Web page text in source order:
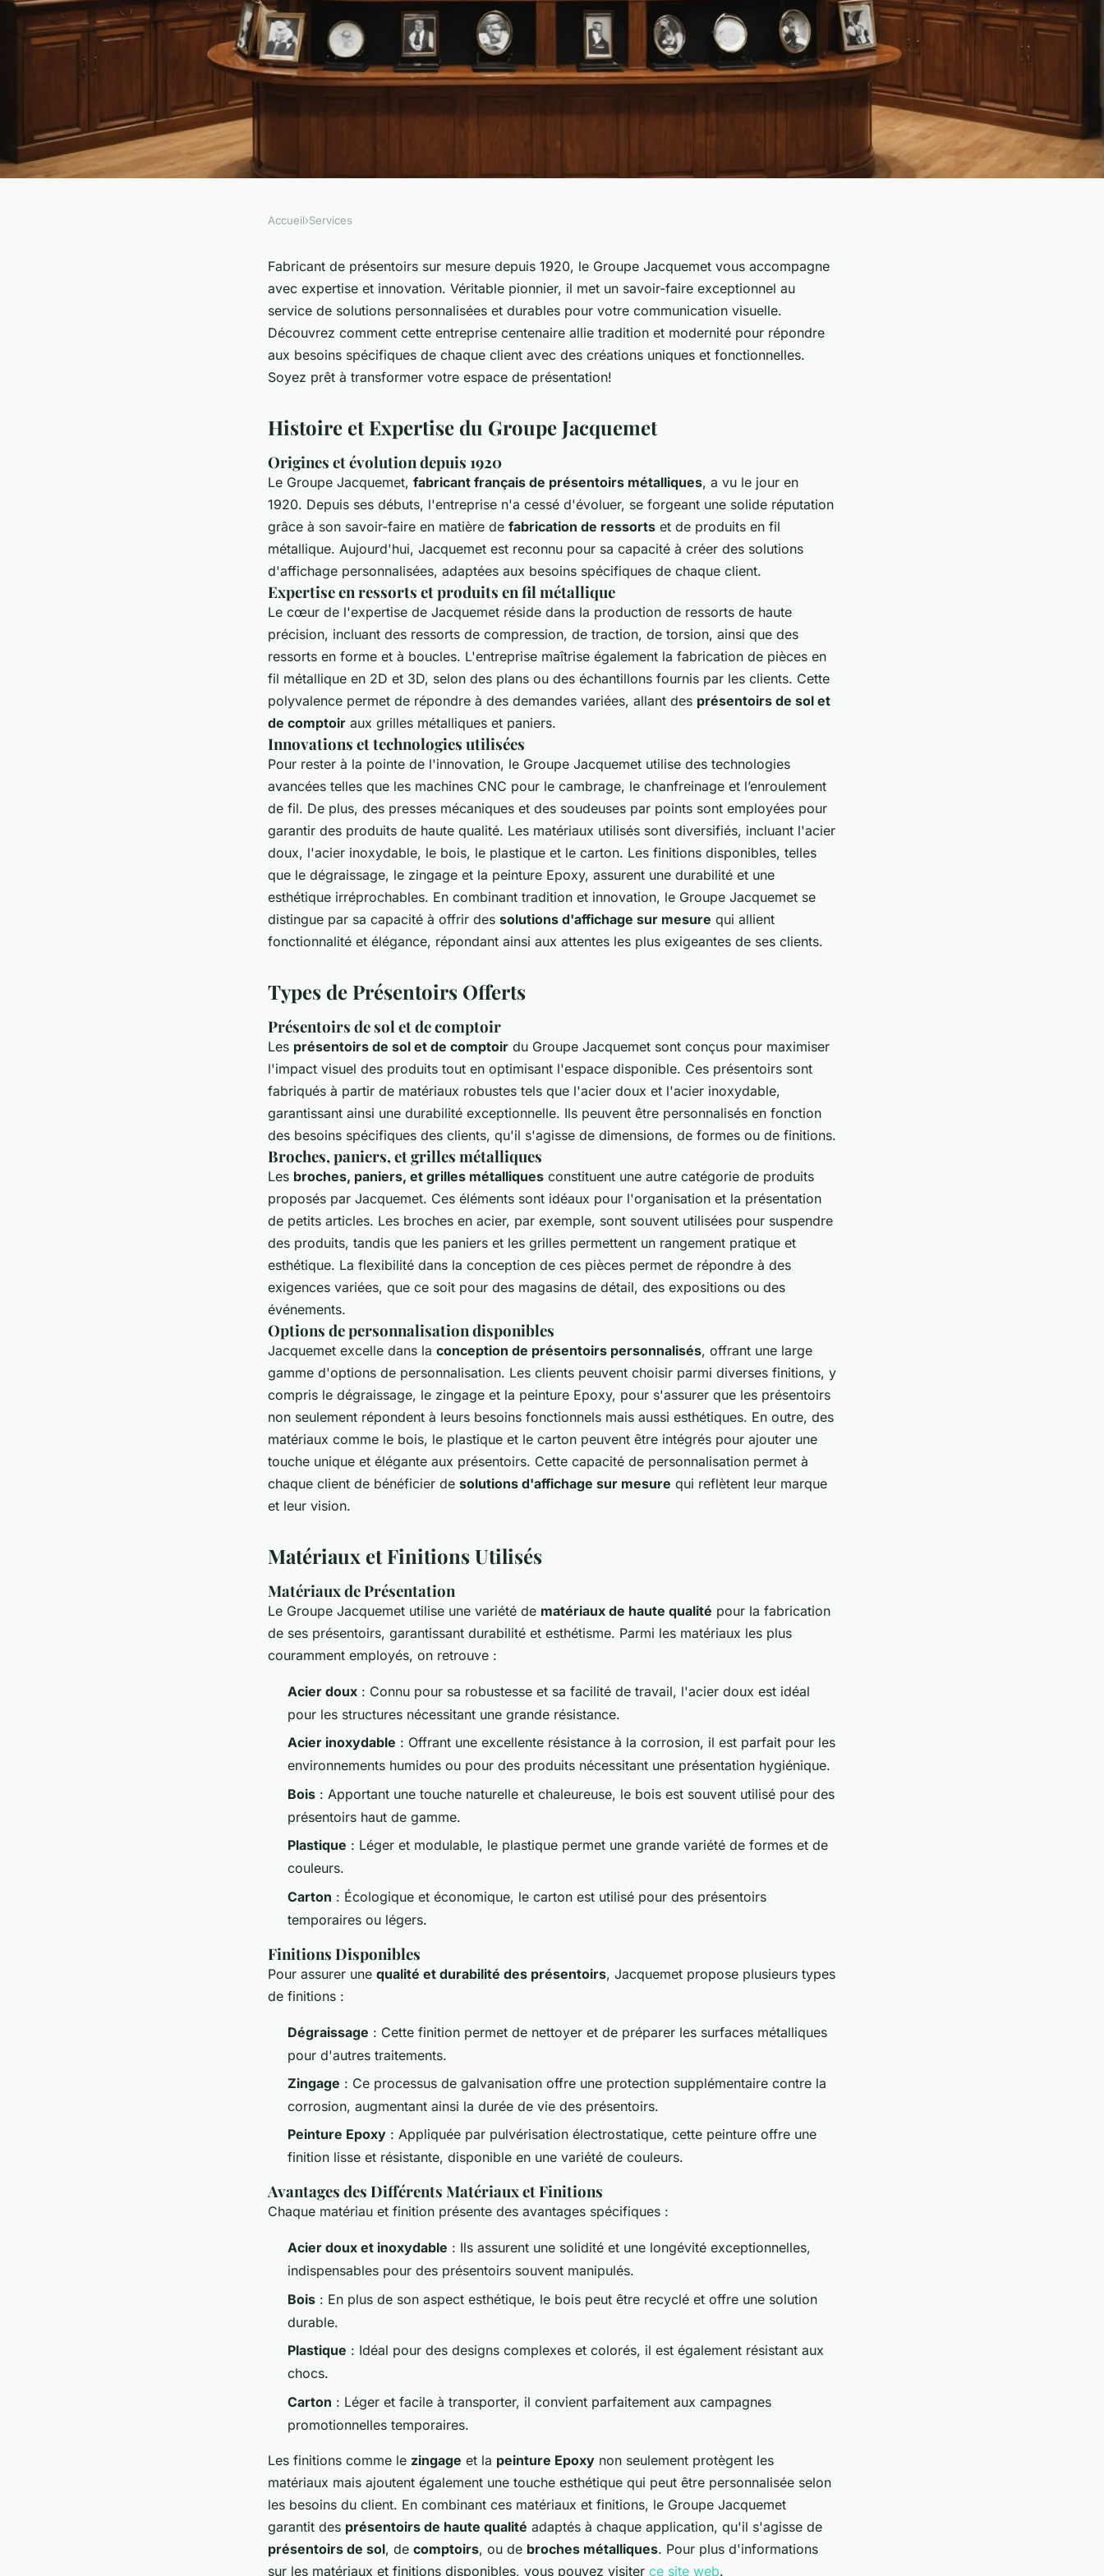
Fabricant de présentoirs sur mesure
Accueil›Services
Fabricant de présentoirs sur mesure depuis 1920, le Groupe Jacquemet vous accompagne
avec expertise et innovation. Véritable pionnier, il met un savoir-faire exceptionnel au
service de solutions personnalisées et durables pour votre communication visuelle.
Découvrez comment cette entreprise centenaire allie tradition et modernité pour répondre
aux besoins spécifiques de chaque client avec des créations uniques et fonctionnelles.
Soyez prêt à transformer votre espace de présentation!
Histoire et Expertise du Groupe Jacquemet
Origines et évolution depuis 1920
Le Groupe Jacquemet, fabricant français de présentoirs métalliques, a vu le jour en
1920. Depuis ses débuts, l'entreprise n'a cessé d'évoluer, se forgeant une solide réputation
grâce à son savoir-faire en matière de fabrication de ressorts et de produits en fil
métallique. Aujourd'hui, Jacquemet est reconnu pour sa capacité à créer des solutions
d'affichage personnalisées, adaptées aux besoins spécifiques de chaque client.
Expertise en ressorts et produits en fil métallique
Le cœur de l'expertise de Jacquemet réside dans la production de ressorts de haute
précision, incluant des ressorts de compression, de traction, de torsion, ainsi que des
ressorts en forme et à boucles. L'entreprise maîtrise également la fabrication de pièces en
fil métallique en 2D et 3D, selon des plans ou des échantillons fournis par les clients. Cette
polyvalence permet de répondre à des demandes variées, allant des présentoirs de sol et
de comptoir aux grilles métalliques et paniers.
Innovations et technologies utilisées
Pour rester à la pointe de l'innovation, le Groupe Jacquemet utilise des technologies
avancées telles que les machines CNC pour le cambrage, le chanfreinage et l’enroulement
de fil. De plus, des presses mécaniques et des soudeuses par points sont employées pour
garantir des produits de haute qualité. Les matériaux utilisés sont diversifiés, incluant l'acier
doux, l'acier inoxydable, le bois, le plastique et le carton. Les finitions disponibles, telles
que le dégraissage, le zingage et la peinture Epoxy, assurent une durabilité et une
esthétique irréprochables. En combinant tradition et innovation, le Groupe Jacquemet se
distingue par sa capacité à offrir des solutions d'affichage sur mesure qui allient
fonctionnalité et élégance, répondant ainsi aux attentes les plus exigeantes de ses clients.
Types de Présentoirs Offerts
Présentoirs de sol et de comptoir
Les présentoirs de sol et de comptoir du Groupe Jacquemet sont conçus pour maximiser
l'impact visuel des produits tout en optimisant l'espace disponible. Ces présentoirs sont
fabriqués à partir de matériaux robustes tels que l'acier doux et l'acier inoxydable,
garantissant ainsi une durabilité exceptionnelle. Ils peuvent être personnalisés en fonction
des besoins spécifiques des clients, qu'il s'agisse de dimensions, de formes ou de finitions.
Broches, paniers, et grilles métalliques
Les broches, paniers, et grilles métalliques constituent une autre catégorie de produits
proposés par Jacquemet. Ces éléments sont idéaux pour l'organisation et la présentation
de petits articles. Les broches en acier, par exemple, sont souvent utilisées pour suspendre
des produits, tandis que les paniers et les grilles permettent un rangement pratique et
esthétique. La flexibilité dans la conception de ces pièces permet de répondre à des
exigences variées, que ce soit pour des magasins de détail, des expositions ou des
événements.
Options de personnalisation disponibles
Jacquemet excelle dans la conception de présentoirs personnalisés, offrant une large
gamme d'options de personnalisation. Les clients peuvent choisir parmi diverses finitions, y
compris le dégraissage, le zingage et la peinture Epoxy, pour s'assurer que les présentoirs
non seulement répondent à leurs besoins fonctionnels mais aussi esthétiques. En outre, des
matériaux comme le bois, le plastique et le carton peuvent être intégrés pour ajouter une
touche unique et élégante aux présentoirs. Cette capacité de personnalisation permet à
chaque client de bénéficier de solutions d'affichage sur mesure qui reflètent leur marque
et leur vision.
Matériaux et Finitions Utilisés
Matériaux de Présentation
Le Groupe Jacquemet utilise une variété de matériaux de haute qualité pour la fabrication
de ses présentoirs, garantissant durabilité et esthétisme. Parmi les matériaux les plus
couramment employés, on retrouve :
Acier doux : Connu pour sa robustesse et sa facilité de travail, l'acier doux est idéal
pour les structures nécessitant une grande résistance.
Acier inoxydable : Offrant une excellente résistance à la corrosion, il est parfait pour les
environnements humides ou pour des produits nécessitant une présentation hygiénique.
Bois : Apportant une touche naturelle et chaleureuse, le bois est souvent utilisé pour des
présentoirs haut de gamme.
Plastique : Léger et modulable, le plastique permet une grande variété de formes et de
couleurs.
Carton : Écologique et économique, le carton est utilisé pour des présentoirs
temporaires ou légers.
Finitions Disponibles
Pour assurer une qualité et durabilité des présentoirs, Jacquemet propose plusieurs types
de finitions :
Dégraissage : Cette finition permet de nettoyer et de préparer les surfaces métalliques
pour d'autres traitements.
Zingage : Ce processus de galvanisation offre une protection supplémentaire contre la
corrosion, augmentant ainsi la durée de vie des présentoirs.
Peinture Epoxy : Appliquée par pulvérisation électrostatique, cette peinture offre une
finition lisse et résistante, disponible en une variété de couleurs.
Avantages des Différents Matériaux et Finitions
Chaque matériau et finition présente des avantages spécifiques :
Acier doux et inoxydable : Ils assurent une solidité et une longévité exceptionnelles,
indispensables pour des présentoirs souvent manipulés.
Bois : En plus de son aspect esthétique, le bois peut être recyclé et offre une solution
durable.
Plastique : Idéal pour des designs complexes et colorés, il est également résistant aux
chocs.
Carton : Léger et facile à transporter, il convient parfaitement aux campagnes
promotionnelles temporaires.
Les finitions comme le zingage et la peinture Epoxy non seulement protègent les
matériaux mais ajoutent également une touche esthétique qui peut être personnalisée selon
les besoins du client. En combinant ces matériaux et finitions, le Groupe Jacquemet
garantit des présentoirs de haute qualité adaptés à chaque application, qu'il s'agisse de
présentoirs de sol, de comptoirs, ou de broches métalliques. Pour plus d'informations
sur les matériaux et finitions disponibles, vous pouvez visiter ce site web.